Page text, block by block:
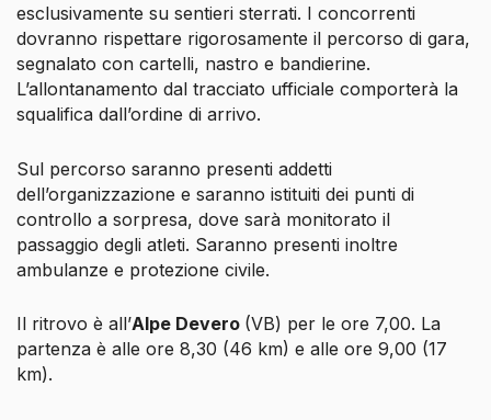
esclusivamente su sentieri sterrati. I concorrenti
dovranno rispettare rigorosamente il percorso di gara,
segnalato con cartelli, nastro e bandierine.
L’allontanamento dal tracciato ufficiale comporterà la
squalifica dall’ordine di arrivo.
Sul percorso saranno presenti addetti
dell’organizzazione e saranno istituiti dei punti di
controllo a sorpresa, dove sarà monitorato il
passaggio degli atleti. Saranno presenti inoltre
ambulanze e protezione civile.
Il ritrovo è all’Alpe Devero (VB) per le ore 7,00. La
partenza è alle ore 8,30 (46 km) e alle ore 9,00 (17
km).